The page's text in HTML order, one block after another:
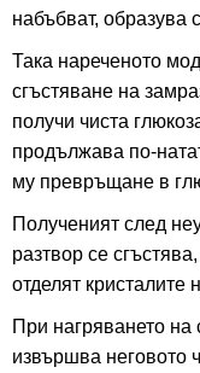
набъбват, образува
Така нареченото
сгъстяване на
получи чиста
продължава по-
му превръщане в
Полученият след
разтвор се
отделят кристалите
При нагряването на
извършва неговото